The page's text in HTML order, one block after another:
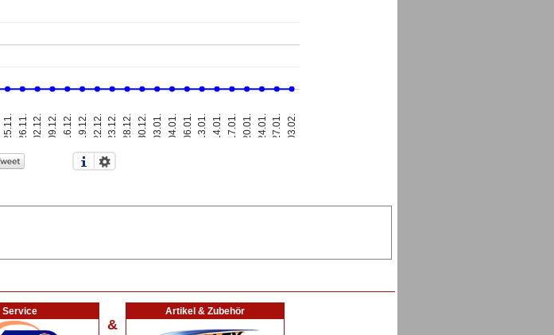
25.11. 26.11. 02.12. 09.12. 16.12. 19.12. 22.12. 23.12. 28.12. 30.12. 03.01. 04.01. 06.01. 13.01. 14.01. 17.01. 20.01. 24.01. 27.01. 03.02.
Service
&
Artikel & Zubehör